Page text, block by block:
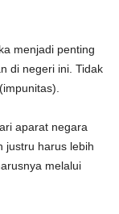
menjadi penting
di negeri ini. Tidak
aparat negara
justru harus lebih
melalui